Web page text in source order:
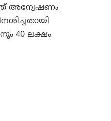
അന്വേഷണം
40 ലക്ഷം